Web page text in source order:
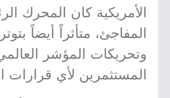
الأمريكية كان المحرك
المفاجئ، متأثراً أيضاً
وتحريكات المؤشر
المستثمرين لأي قرارات